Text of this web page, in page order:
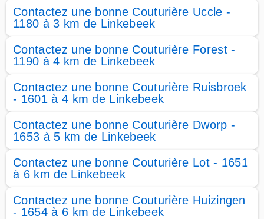
Contactez une bonne Couturière Uccle -
1180 à 3 km de Linkebeek
Contactez une bonne Couturière Forest -
1190 à 4 km de Linkebeek
Contactez une bonne Couturière Ruisbroek
- 1601 à 4 km de Linkebeek
Contactez une bonne Couturière Dworp -
1653 à 5 km de Linkebeek
Contactez une bonne Couturière Lot - 1651
à 6 km de Linkebeek
Contactez une bonne Couturière Huizingen
- 1654 à 6 km de Linkebeek